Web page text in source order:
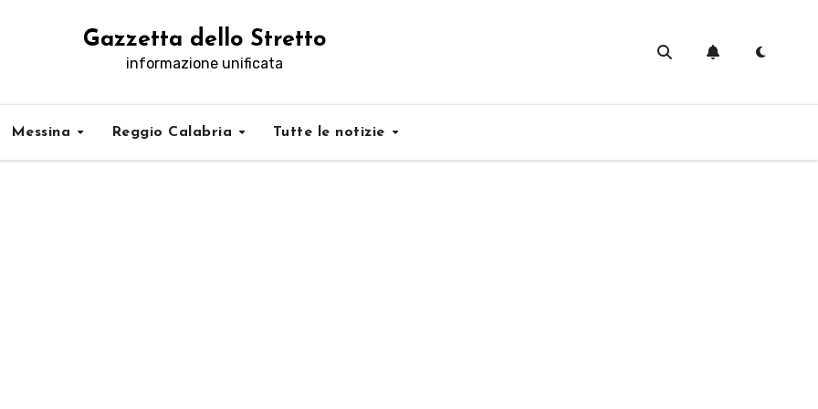
Gazzetta dello Stretto
informazione unificata
Messina Reggio Calabria Tutte le notizie